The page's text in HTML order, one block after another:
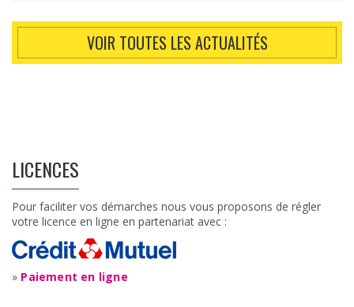
VOIR TOUTES LES ACTUALITÉS
LICENCES
Pour faciliter vos démarches nous vous proposons de régler
votre licence en ligne en partenariat avec :
» Paiement en ligne